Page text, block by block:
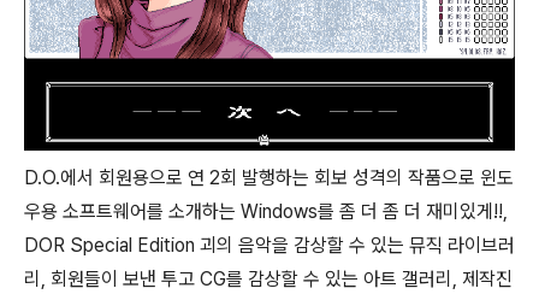
D.O.에서 회원용으로 연 2회 발행하는 회보 성격의 작품으로 윈도
우용 소프트웨어를 소개하는 Windows를 좀 더 좀 더 재미있게!!,
DOR Special Edition 괴의 음악을 감상할 수 있는 뮤직 라이브러
리, 회원들이 보낸 투고 CG를 감상할 수 있는 아트 갤러리, 제작진